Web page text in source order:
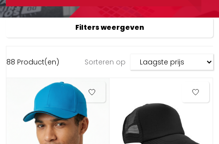
Filters weergeven
88 Product(en) Sorteren op